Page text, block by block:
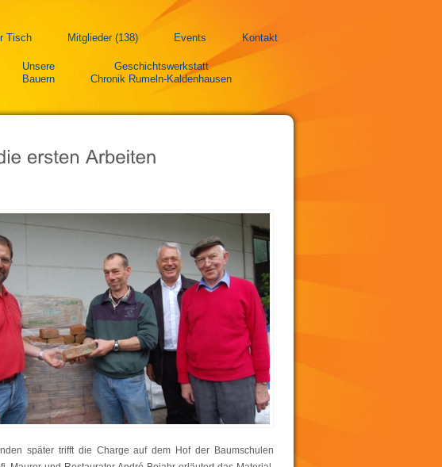
Tisch Mitglieder (138) Events Kontakt
Unsere
Bauern
Geschichtswerkstatt
Chronik Rumeln-Kaldenhausen
später trifft die Charge auf dem Hof der Baumschulen